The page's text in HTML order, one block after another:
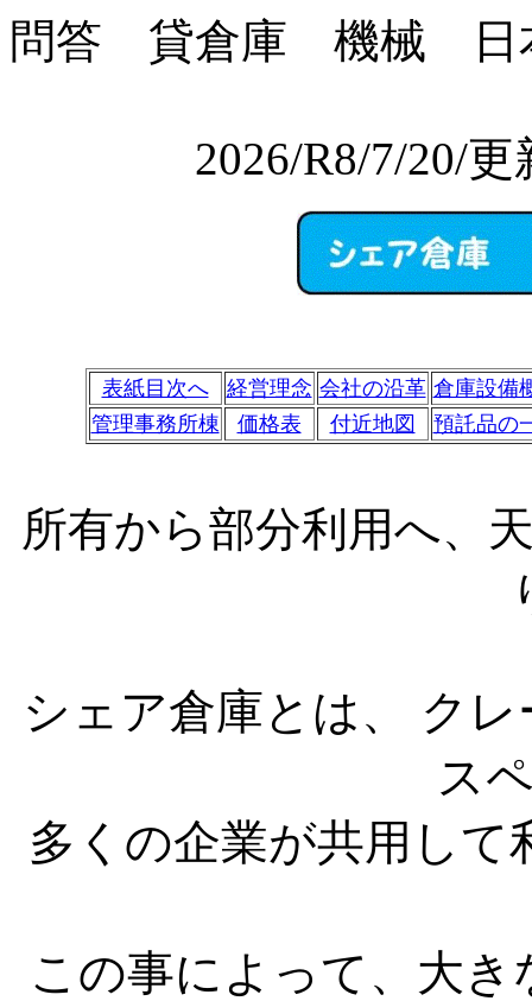
問答 貸倉庫 機械 日
2026/R8/7/
表紙目次へ 経営理念 会社の沿革 倉庫設備
管理事務所棟
価格表 付近地図 預託品の
所有から部分利用へ、
シェア倉庫とは、 ク
ス
多くの企業が共用し
この事によって、大